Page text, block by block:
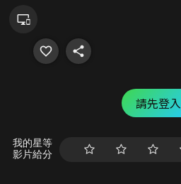
請先登入
我的星等
影片給分